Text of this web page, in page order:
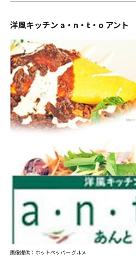
洋風キッチン a・n・t・o アント
画像提供：ホットペッパー グルメ